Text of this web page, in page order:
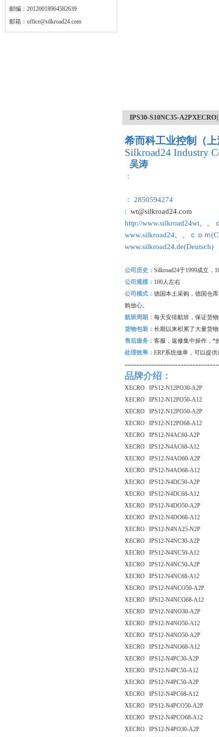
邮编：20120018964582639
邮箱： office@silkroad24.com
IPS30-S10NC35-
希而科工业控制（
Silkroad24 Industry
吴涛
：
： 2850594274
: wt@silkroad24.com
http://www.silkroad24wt。。
www.silkroad24。。ｃｏｍ
www.silkroad24.de(Deutsch)
公司历史： Silkroad24于1999成立，
公司规模： 100人左右
公司模式： 德国本土采购，德国仓
购放心。
航班周期： 每天安排航班，保证货
货物包装： 长期以来积累了大量货
售后服务： 客服，返修集中操作，*
处理效率： ERP系统做单，可以提
品牌介绍：
XECRO IPS12-N12PO30-A2P
XECRO IPS12-N12PO50-A12
XECRO IPS12-N12PO50-A2P
XECRO IPS12-N12PO68-A12
XECRO IPS12-N4AC60-A2P
XECRO IPS12-N4AC68-A12
XECRO IPS12-N4AO60-A2P
XECRO IPS12-N4AO68-A12
XECRO IPS12-N4DC50-A2P
XECRO IPS12-N4DC68-A12
XECRO IPS12-N4DO50-A2P
XECRO IPS12-N4DO68-A12
XECRO IPS12-N4NA25-N2P
XECRO IPS12-N4NC30-A2P
XECRO IPS12-N4NC50-A12
XECRO IPS12-N4NC50-A2P
XECRO IPS12-N4NC68-A12
XECRO IPS12-N4NCO50-A2P
XECRO IPS12-N4NCO68-A12
XECRO IPS12-N4NO30-A2P
XECRO IPS12-N4NO50-A12
XECRO IPS12-N4NO50-A2P
XECRO IPS12-N4NO68-A12
XECRO IPS12-N4PC30-A2P
XECRO IPS12-N4PC50-A12
XECRO IPS12-N4PC50-A2P
XECRO IPS12-N4PC68-A12
XECRO IPS12-N4PCO50-A2P
XECRO IPS12-N4PCO68-A12
XECRO IPS12-N4PO30-A2P